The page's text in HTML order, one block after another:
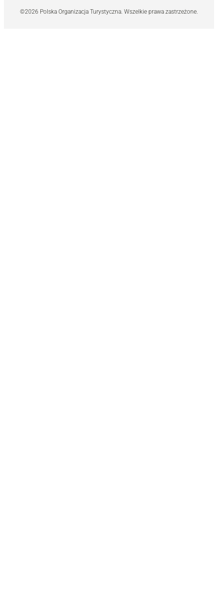
©2026 Polska Organizacja Turystyczna. Wszelkie prawa zastrzeżone.